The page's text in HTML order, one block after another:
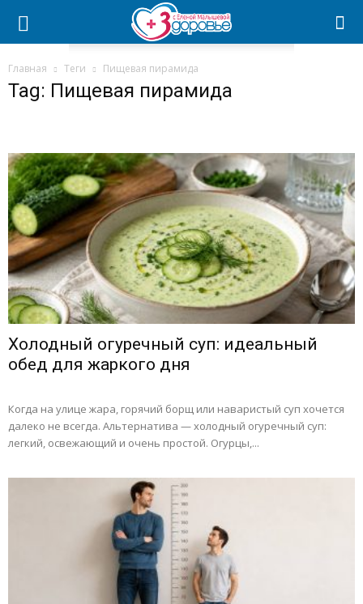
Главная Теги Пищевая пирамида
Tag: Пищевая пирамида
Холодный огуречный суп: идеальный
обед для жаркого дня
Когда на улице жара, горячий борщ или наваристый суп хочется
далеко не всегда. Альтернатива — холодный огуречный суп:
легкий, освежающий и очень простой. Огурцы,...